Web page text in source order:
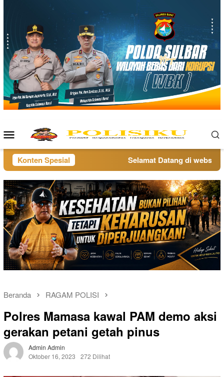
Menu
Mobile
Konten Spesial Selamat Datang di website
Beranda RAGAM POLISI
Polres Mamasa kawal PAM demo aksi
gerakan petani getah pinus
Admin Admin
Oktober 16, 2023
272 Dilihat